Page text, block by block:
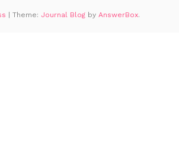
|Theme: Journal Blog byAnswerBox.